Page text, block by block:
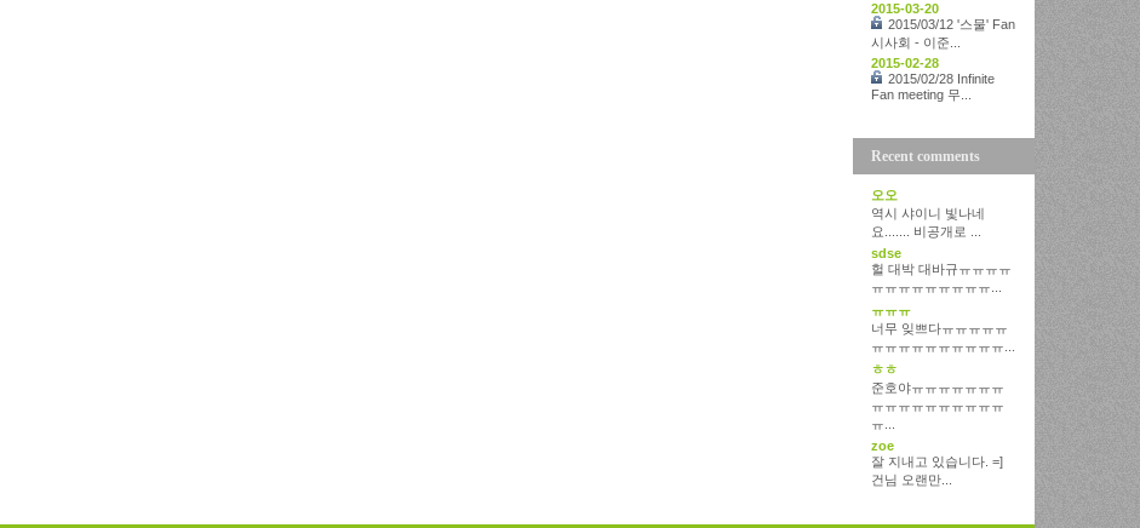
2015-03-20
2015/03/12 '스물' Fan
시사회 - 이준...
2015-02-28
2015/02/28 Infinite
Fan meeting 무...
Recent comments
오오
역시 샤이니 빛나네
요....... 비공개로 ...
sdse
헐 대박 대바규ㅠㅠㅠㅠ
ㅠㅠㅠㅠㅠㅠㅠㅠㅠ...
ㅠㅠㅠ
너무 잊쁘다ㅠㅠㅠㅠㅠ
ㅠㅠㅠㅠㅠㅠㅠㅠㅠㅠ...
ㅎㅎ
준호야ㅠㅠㅠㅠㅠㅠㅠ
ㅠㅠㅠㅠㅠㅠㅠㅠㅠㅠ
ㅠ...
zoe
잘 지내고 있습니다. =]
건님 오랜만...